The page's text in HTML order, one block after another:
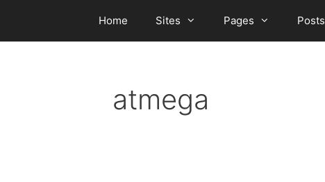
content
Home Sites Pages Posts
atmega